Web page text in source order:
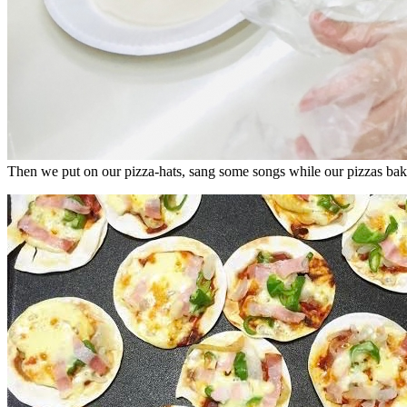
Then we put on our pizza-hats, sang some songs while our pizzas